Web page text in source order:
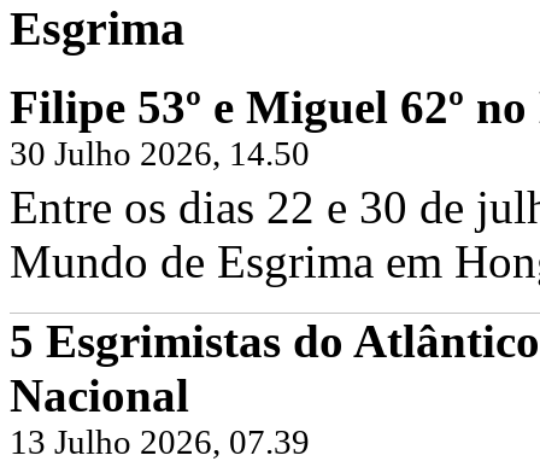
Frazão, juntamente com os...
Continuar...
Esgrima
Filipe 53º e Miguel 62º
30 Julho 2026, 14.50
Entre os dias 22 e 30 de
Mundo de Esgrima em
5 Esgrimistas do
Nacional
13 Julho 2026, 07.39